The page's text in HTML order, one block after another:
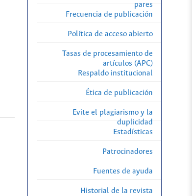
pares
Frecuencia de publicación
Política de acceso abierto
Tasas de procesamiento de
artículos (APC)
Respaldo institucional
Ética de publicación
Evite el plagiarismo y la
duplicidad
Estadísticas
Patrocinadores
Fuentes de ayuda
Historial de la revista